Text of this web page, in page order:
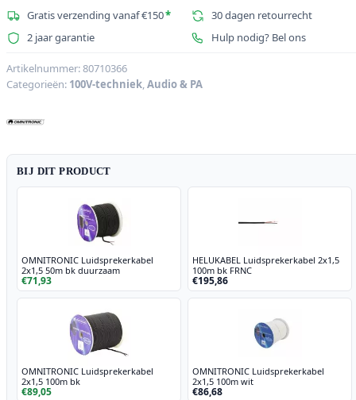
15
Projectorluidspreker
Gratis verzending vanaf €150*
30 dagen retourrecht
2 jaar garantie
Hulp nodig? Bel ons
Artikelnummer:80710366
Categorieën: 100V-techniek,Audio & PA
BIJ DIT PRODUCT
OMNITRONIC Luidsprekerkabel
2x1,5 50m bk duurzaam
€71,93
HELUKABEL Luidsprekerkabel 2x1,5
100m bk FRNC
€195,86
OMNITRONIC Luidsprekerkabel
2x1,5 100m bk
€89,05
OMNITRONIC Luidsprekerkabel
2x1,5 100m wit
€86,68